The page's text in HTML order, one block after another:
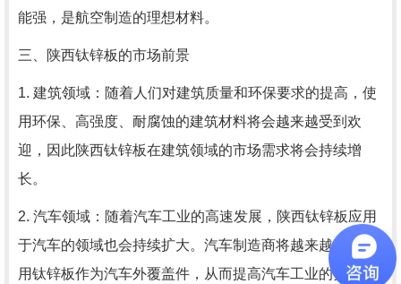
能强，是航空制造的理想材料。
三、陕西钛锌板的市场前景
1. 建筑领域：随着人们对建筑质量和环保要求的提高，使
用环保、高强度、耐腐蚀的建筑材料将会越来越受到欢
迎，因此陕西钛锌板在建筑领域的市场需求将会持续增
长。
2. 汽车领域：随着汽车工业的高速发展，陕西钛锌板应用
于汽车的领域也会持续扩大。汽车制造商将越来越多地采
用钛锌板作为汽车外覆盖件，从而提高汽车工业的竞争